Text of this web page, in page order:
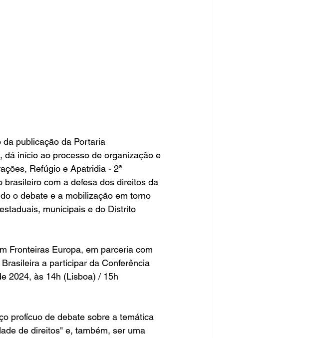
publicação da Portaria
dá início ao processo de organização e
Refúgio e Apatridia - 2ª
com a defesa dos direitos da
o debate e a mobilização em torno
municipais e do Distrito
Fronteiras Europa, em parceria com
a participar da Conferência
2024, às 14h (Lisboa) / 15h
profícuo de debate sobre a temática
de direitos" e, também, ser uma